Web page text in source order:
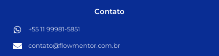
Contato
+55 11 99981-5851​
contato@flowmentor.com.br​